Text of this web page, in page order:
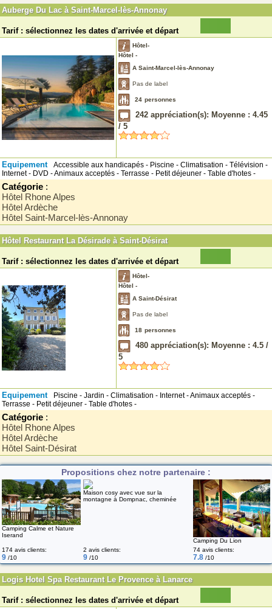
Auberge Du Lac à Saint-Marcel-lès-Annonay
Tarif : sélectionnez les dates d'arrivée et départ
Hôtel-
Hôtel -
A Saint-Marcel-lès-Annonay
Pas de label
24 personnes
242 appréciation(s): Moyenne : 4.45
/ 5
Equipement
Accessible aux handicapés - Piscine - Climatisation - Télévision -
Internet - DVD - Animaux acceptés - Terrasse - Petit déjeuner - Table d'hotes -
Catégorie :
Hôtel Rhone Alpes
Hôtel Ardèche
Hôtel Saint-Marcel-lès-Annonay
Hôtel Restaurant La Désirade à Saint-Désirat
Tarif : sélectionnez les dates d'arrivée et départ
Hôtel-
Hôtel -
A Saint-Désirat
Pas de label
18 personnes
480 appréciation(s): Moyenne : 4.5 /
5
Equipement
Piscine - Jardin - Climatisation - Internet - Animaux acceptés -
Terrasse - Petit déjeuner - Table d'hotes -
Catégorie :
Hôtel Rhone Alpes
Hôtel Ardèche
Hôtel Saint-Désirat
Propositions chez notre partenaire :
Camping Calme et Nature
Iserand
Maison cosy avec vue sur la
montagne à Dompnac, cheminée
Camping Du Lion
174 avis clients:
9 /10
2 avis clients:
9 /10
74 avis clients:
7.8 /10
Logis Hotel Spa Restaurant Le Provence à Lanarce
Tarif : sélectionnez les dates d'arrivée et départ